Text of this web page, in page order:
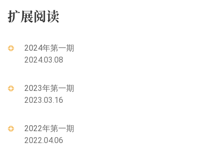
扩展阅读
2024年第一期
2024.03.08
2023年第一期
2023.03.16
2022年第一期
2022.04.06